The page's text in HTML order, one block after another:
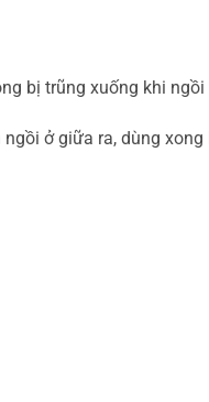
bị trũng xuống khi
ở giữa ra, dùng